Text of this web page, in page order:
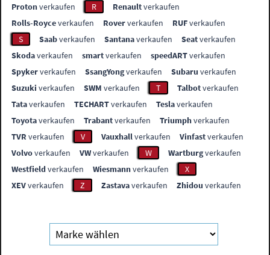
Protonverkaufen R Renaultverkaufen
Rolls-Royceverkaufen Roververkaufen RUFverkaufen
S
Saabverkaufen Santanaverkaufen Seatverkaufen
Skodaverkaufen smartverkaufen speedARTverkaufen
Spykerverkaufen SsangYongverkaufen Subaru verkaufen
Suzuki verkaufen SWM verkaufen T Talbotverkaufen
Tataverkaufen TECHARTverkaufen Teslaverkaufen
Toyotaverkaufen Trabantverkaufen Triumphverkaufen
TVR verkaufen V Vauxhallverkaufen Vinfastverkaufen
Volvoverkaufen VWverkaufen W Wartburgverkaufen
Westfieldverkaufen Wiesmannverkaufen
X
XEVverkaufen Z Zastavaverkaufen Zhidou verkaufen